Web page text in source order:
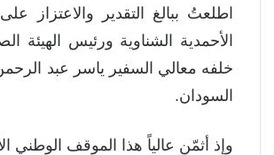
اطلعتُ ببالغ التقدير والاعتزاز
الأحمدية الشناوية ورئيس الهيئة
خلفه معالي السفير ياسر عبد
السودان.
وإذ أثمّن عالياً هذا الموقف الوطني